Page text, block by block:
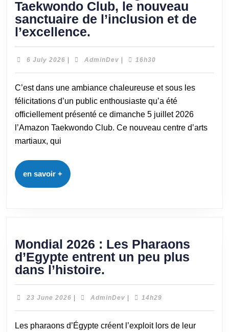
Taekwondo Club, le nouveau
sanctuaire de l’inclusion et de
l’excellence.
6 July 2026 AdminDev 16h30
C’est dans une ambiance chaleureuse et sous les
félicitations d’un public enthousiaste qu’a été
officiellement présenté ce dimanche 5 juillet 2026
l’Amazon Taekwondo Club. Ce nouveau centre d’arts
martiaux, qui
en savoir +
Mondial 2026 : Les Pharaons
d’Egypte entrent un peu plus
dans l’histoire.
23 June 2026 AdminDev 14h29
Les pharaons d’Égypte créent l’exploit lors de leur